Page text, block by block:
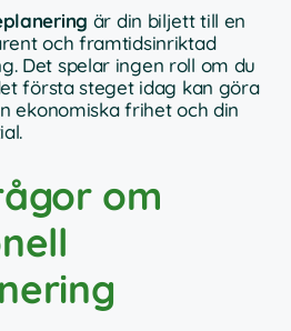
är din biljett till en
och framtidsinriktad
Det spelar ingen roll om du
första steget idag kan göra
ekonomiska frihet och din
om